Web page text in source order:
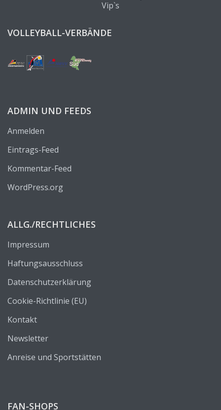
VOLLEYBALL-VERBÄNDE
ADMIN UND FEEDS
Anmelden
Eintrags-Feed
Kommentar-Feed
WordPress.org
ALLG./RECHTLICHES
Impressum
Haftungsausschluss
Datenschutzerklärung
Cookie-Richtlinie (EU)
Kontakt
Newsletter
Anreise und Sportstätten
FAN-SHOPS